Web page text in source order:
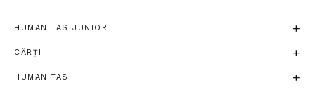
HUMANITAS JUNIOR
CĂRȚI
HUMANITAS